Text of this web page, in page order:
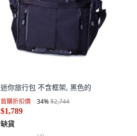
迷你旅行包 不含框架, 黑色的
首購折扣價 34%$2,744
$1,789
缺貨